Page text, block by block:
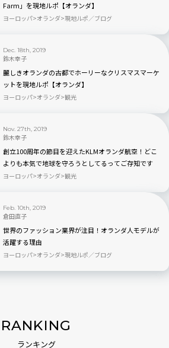
Farm」を現地ルポ【オランダ】
ヨーロッパ オランダ 現地ルポ／ブログ
Dec. 18th, 2019
鈴木幸子
麗しきオランダの古都でホーリーなクリスマスマーケ
ットを現地ルポ【オランダ】
ヨーロッパ オランダ 観光
Nov. 27th, 2019
鈴木幸子
創立100周年の節目を迎えたKLMオランダ航空！どこ
よりも本気で地球を守ろうとしてるってご存知です
か？
ヨーロッパ オランダ 観光
Feb. 10th, 2019
倉田直子
世界のファッション業界が注目！オランダ人モデルが
活躍する理由
ヨーロッパ オランダ 現地ルポ／ブログ
RANKING
ランキング